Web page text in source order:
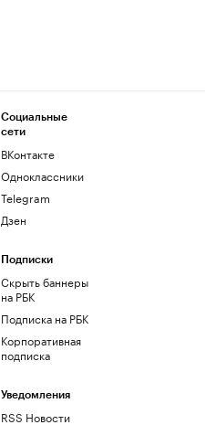
Социальные
сети
ВКонтакте
Одноклассники
Telegram
Дзен
Подписки
Скрыть баннеры
на РБК
Подписка на РБК
Корпоративная
подписка
Уведомления
RSS Новости